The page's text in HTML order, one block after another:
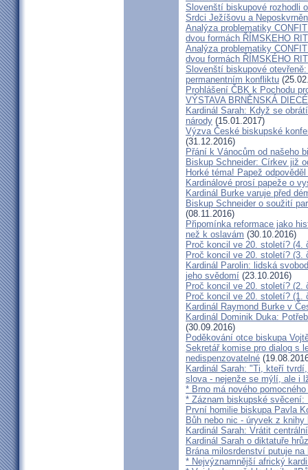
Slovenští biskupové rozhodli
Srdci Ježíšovu a
Analýza problematiky
dvou formách ŘÍMSKEHO
Analýza problematiky
dvou formách ŘÍMSKÉHO
Slovenští biskupové
permanentním konfliktu
Prohlášení ČBK k Pochodu
VÝSTAVA BRNĚNSKÁ
Kardinál Sarah: Když se
národy (15.01.2017)
Výzva České biskupské
(31.12.2016)
Přání k Vánocům od našeho
Biskup Schneider: Církev již
Horké téma! Papež
Kardinálové prosí papeže o
Kardinál Burke varuje před
Biskup Schneider o soužití
(08.11.2016)
Připomínka reformace jako
než k oslavám (30.10.2016)
Proč koncil ve 20. století? (4.
Proč koncil ve 20. století? (3.
Kardinál Parolin: lidská
jeho svědomí (23.10.2016)
Proč koncil ve 20. století? (2.
Proč koncil ve 20. století? (1.
Kardinál Raymond Burke v
Kardinál Dominik Duka:
(30.09.2016)
Poděkování otce biskupa
Sekretář komise pro dialog s
nedispenzovatelné
Kardinál Sarah: "Ti, kteří
slova - nejenže se mýlí, ale i
* Brno má nového
* Záznam biskupské svěcení:
První homilie biskupa Pavla
Bůh nebo nic - úryvek z knihy
Kardinál Sarah: Vrátit
Kardinál Sarah o diktatuře
Brána milosrdenství putuje
* Nejvýznamnější africký